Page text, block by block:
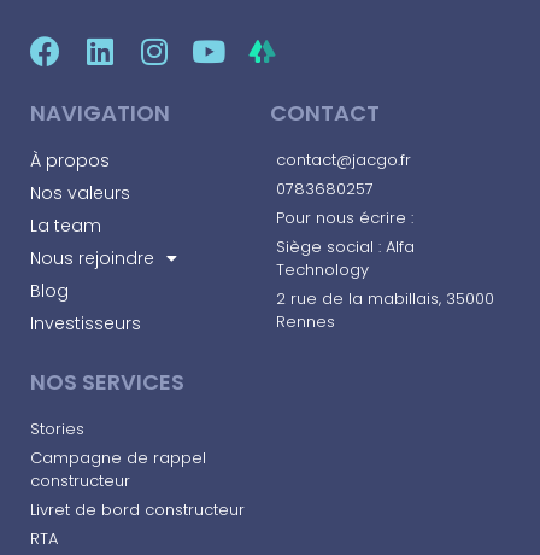
NAVIGATION
À propos
Nos valeurs
La team
Nous rejoindre
Blog
Investisseurs
CONTACT
contact@jacgo.fr
0783680257
Pour nous écrire :
Siège social : Alfa
Technology
2 rue de la mabillais, 35000
Rennes​
NOS SERVICES
Stories
Campagne de rappel
constructeur
Livret de bord constructeur
RTA